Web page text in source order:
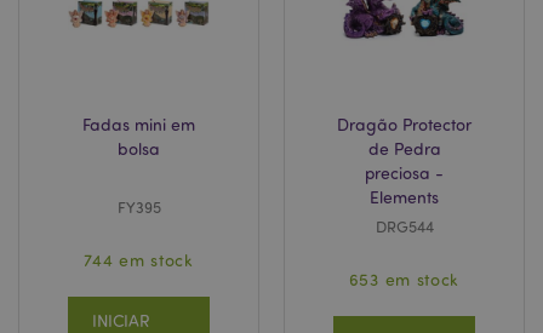
Fadas mini em
bolsa
FY395
744 em stock
INICIAR
Dragão Protector
de Pedra
preciosa -
Elements
DRG544
653 em stock
mage-cache-storage-section-
www.puckator.pt
Política de Privacidade da
Google